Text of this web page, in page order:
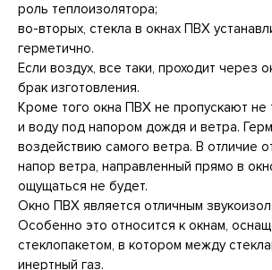
роль теплоизолятора;
во-вторых, стекла в окнах ПВХ
герметично.
Если воздух, все таки, проходит через
брак изготовления.
Кроме того окна ПВХ не пропускают не
и воду под напором дождя и ветра.
воздействию самого ветра. В отличие
напор ветра, направленный прямо в
ощущаться не будет.
Окно ПВХ является отличным
Особенно это относится к окнам,
стеклопакетом, в котором между
инертный газ.